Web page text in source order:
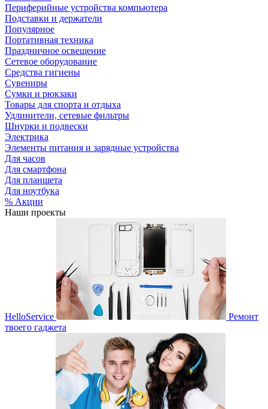
Периферийные устройства компьютера
Подставки и держатели
Популярное
Портативная техника
Праздничное освещение
Сетевое оборудование
Средства гигиены
Сувениры
Сумки и рюкзаки
Товары для спорта и отдыха
Удлинители, сетевые фильтры
Шнурки и подвески
Электрика
Элементы питания и зарядные устройства
Для часов
Для смартфона
Для планшета
Для ноутбука
% Акции
Наши проекты
HelloService
Ремонт
твоего гаджета